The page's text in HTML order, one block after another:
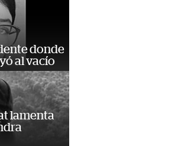
donde
al vacío
lamenta